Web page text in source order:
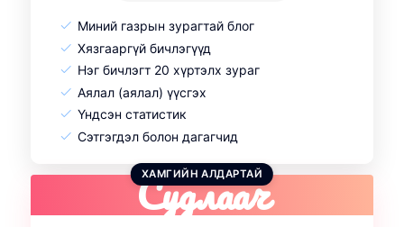
Миний газрын зурагтай блог
Хязгааргүй бичлэгүүд
Нэг бичлэгт 20 хүртэлх зураг
Аялал (аялал) үүсгэх
Үндсэн статистик
Сэтгэгдэл болон дагагчид
ХАМГИЙН АЛДАРТАЙ
Судлаач